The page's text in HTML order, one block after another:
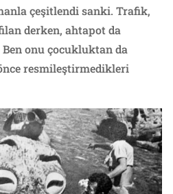
çeşitlendi sanki. Trafik,
derken, ahtapot da
onu çocukluktan da
resmileştirmedikleri